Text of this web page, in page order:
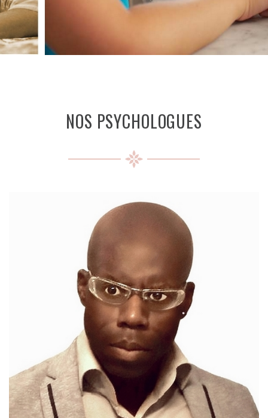
NOS PSYCHOLOGUES